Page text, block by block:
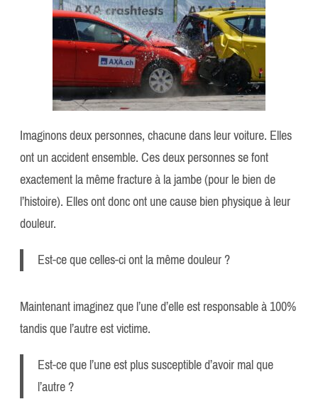
Imaginons deux personnes, chacune dans leur voiture. Elles
ont un accident ensemble. Ces deux personnes se font
exactement la même fracture à la jambe (pour le bien de
l’histoire). Elles ont donc ont une cause bien physique à leur
douleur.
Est-ce que celles-ci ont la même douleur ?
Maintenant imaginez que l’une d’elle est responsable à 100%
tandis que l’autre est victime.
Est-ce que l’une est plus susceptible d’avoir mal que
l’autre ?